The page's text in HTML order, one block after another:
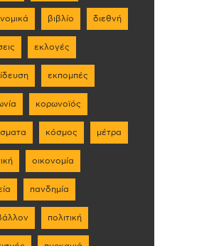
βιβλίο διεθνή
εκλογές
εκπομπές
κορωνοϊός
κόσμος μέτρα
οικονομία
πανδημία
πολιτική